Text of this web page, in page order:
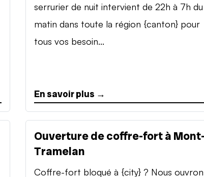
serrurier de nuit intervient de 22h à 7h du
matin dans toute la région {canton} pour
tous vos besoin...
En savoir plus →
Ouverture de coffre-fort à
Tramelan
Coffre-fort bloqué à {city} ? Nous